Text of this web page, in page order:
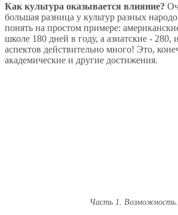
Как культура оказывается влияние?
большая разница у культур разных
понять на простом примере:
школе 180 дней в году, а азиатские - 280,
аспектов действительно много! Это,
академические и другие достижения.
Часть 1. Возможность.